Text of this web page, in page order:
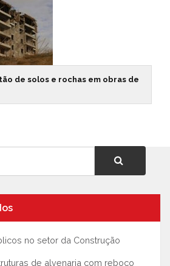
de solos e rochas em obras de
no setor da Construção
de alvenaria com reboco